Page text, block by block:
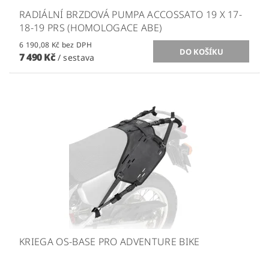
RADIÁLNÍ BRZDOVÁ PUMPA ACCOSSATO 19 X 17-
18-19 PRS (HOMOLOGACE ABE)
6 190,08 Kč bez DPH
7 490 Kč / sestava
KRIEGA OS-BASE PRO ADVENTURE BIKE